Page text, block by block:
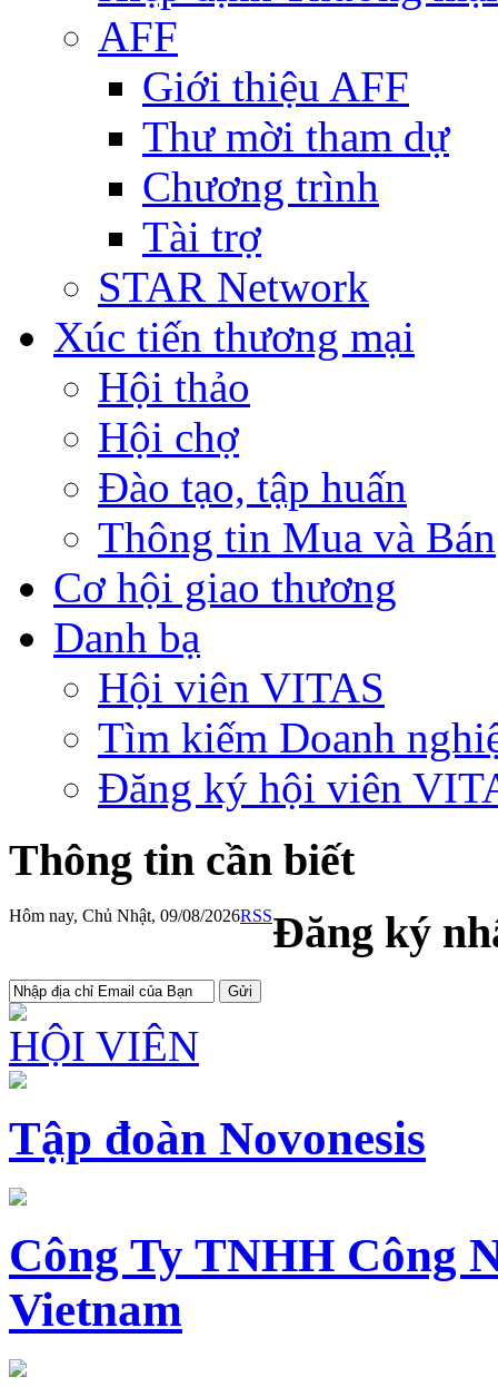
AFF
Giới thiệu AFF
Thư mời tham dự
Chương trình
Tài trợ
STAR Network
Xúc tiến thương mại
Hội thảo
Hội chợ
Đào tạo, tập huấn
Thông tin Mua và Bán
Cơ hội giao thương
Danh bạ
Hội viên VITAS
Tìm kiếm Doanh
Đăng ký hội viên
Thông tin cần biết
Hôm nay, Chủ Nhật, 09/08/2026RSSĐăng ký
HỘI VIÊN
Tập đoàn Novonesis
Công Ty TNHH Công
Vietnam